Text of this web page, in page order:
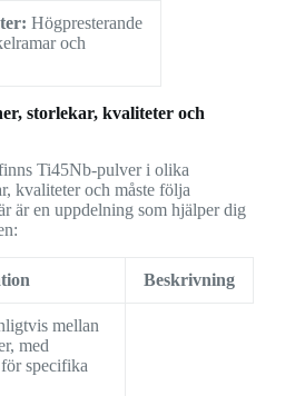
Högpresterande
och
storlekar, kvaliteter och
Ti45Nb-pulver i olika
kvaliteter och måste följa
är en uppdelning som hjälper dig
Beskrivning
mellan
med
specifika